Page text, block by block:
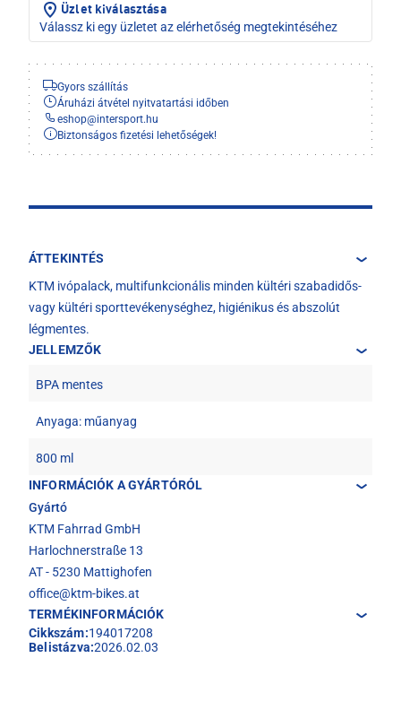
Üzlet kiválasztása
Válassz ki egy üzletet az elérhetőség megtekintéséhez
Gyors szállítás
Áruházi átvétel nyitvatartási időben
eshop@intersport.hu
Biztonságos fizetési lehetőségek!
ÁTTEKINTÉS
KTM ivópalack, multifunkcionális minden kültéri szabadidős-
vagy kültéri sporttevékenységhez, higiénikus és abszolút
légmentes.
JELLEMZŐK
BPA mentes
Anyaga: műanyag
800 ml
INFORMÁCIÓK A GYÁRTÓRÓL
Gyártó
KTM Fahrrad GmbH
Harlochnerstraße 13
AT - 5230 Mattighofen
office@ktm-bikes.at
TERMÉKINFORMÁCIÓK
Cikkszám:194017208
Belistázva:2026.02.03